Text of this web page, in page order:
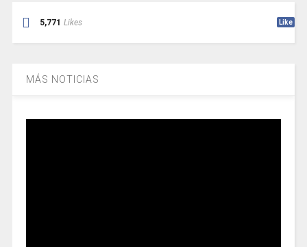
5,771 Likes Like
MÁS NOTICIAS